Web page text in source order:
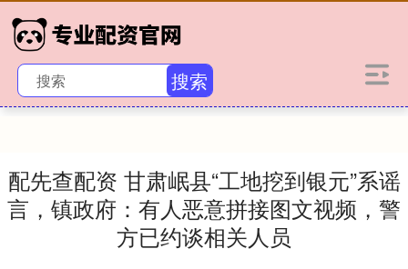
搜索
配先查配资 甘肃岷县“工地挖到银元”系谣
言，镇政府：有人恶意拼接图文视频，警
方已约谈相关人员